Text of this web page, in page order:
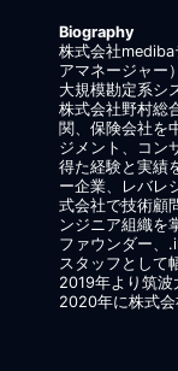
Biography
株式会社
アマネージャー
大規模勘定系シ
株式会社野村総
関、保険会社を
ジメント、コン
得た経験と実績
ー企業、レバレ
式会社で技術顧
ンジニア組織を
ファウンダー、
スタッフとして
2019年より筑波
2020年に株式会